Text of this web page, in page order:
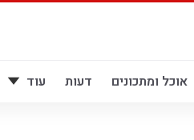
אוכל ומתכונים דעות עוד